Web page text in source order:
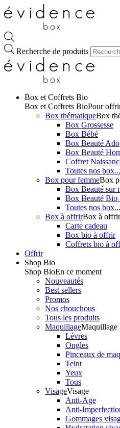
Recherche de produits
Box et Coffrets Bio
Box et Coffrets BioPour
Box thématiqueBox
Box Grossesse
Box Bébé
Box Beauté Ado
Box Beauté
Coffret
Toutes nos box...
Box pour femmeBox
Box Beauté sur
Box Beauté Bio
Toutes nos box...
Box à offrirBox à offrir
Carte cadeau
Box bio à offrir
Coffrets bio à
Offrir
Shop Bio
Shop BioEn ce moment
Nouveautés
Best sellers
Promos
Nos chouchous
Tous les produits
MaquillageMaquillage
Lévres
Ongles
Pinceaux de
Teint
Yeux
Tous
VisageVisage
Anti-Age
Anti-
Gommages